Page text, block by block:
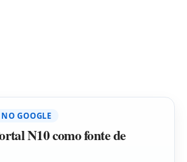
GOOGLE
N10 como fonte de